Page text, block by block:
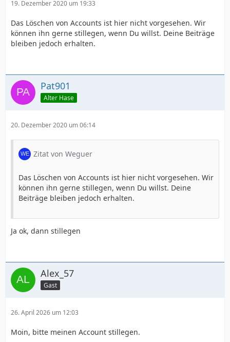
19. Dezember 2020 um 19:33
Das Löschen von Accounts ist hier nicht vorgesehen. Wir
können ihn gerne stillegen, wenn Du willst. Deine Beiträge
bleiben jedoch erhalten.
Pat901
Alter Hase
20. Dezember 2020 um 06:14
Zitat von Weguer
Das Löschen von Accounts ist hier nicht vorgesehen. Wir
können ihn gerne stillegen, wenn Du willst. Deine
Beiträge bleiben jedoch erhalten.
Ja ok, dann stillegen
Alex_57
Gast
26. April 2026 um 12:03
Moin, bitte meinen Account stillegen.